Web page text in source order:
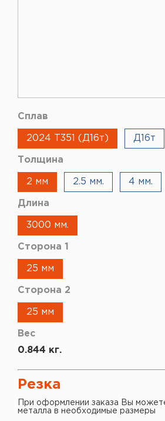
Сплав
2024 Т351 (Д16т) Д16т
Толщина
2 мм 2.5 мм. 4 мм.
Длина
3000 мм.
Сторона 1
25 мм
Сторона 2
25 мм
Вес
0.844 кг.
Резка
При оформлении заказа Вы
металла в необходимые размеры